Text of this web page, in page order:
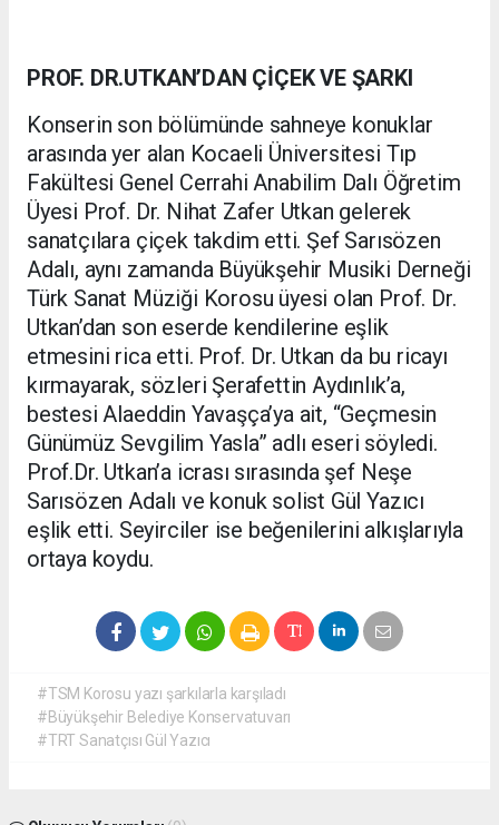
PROF. DR.UTKAN’DAN ÇİÇEK VE ŞARKI
Konserin son bölümünde sahneye konuklar
arasında yer alan Kocaeli Üniversitesi Tıp
Fakültesi Genel Cerrahi Anabilim Dalı Öğretim
Üyesi Prof. Dr. Nihat Zafer Utkan gelerek
sanatçılara çiçek takdim etti. Şef Sarısözen
Adalı, aynı zamanda Büyükşehir Musiki Derneği
Türk Sanat Müziği Korosu üyesi olan Prof. Dr.
Utkan’dan son eserde kendilerine eşlik
etmesini rica etti. Prof. Dr. Utkan da bu ricayı
kırmayarak, sözleri Şerafettin Aydınlık’a,
bestesi Alaeddin Yavaşça’ya ait, “Geçmesin
Günümüz Sevgilim Yasla” adlı eseri söyledi.
Prof.Dr. Utkan’a icrası sırasında şef Neşe
Sarısözen Adalı ve konuk solist Gül Yazıcı
eşlik etti. Seyirciler ise beğenilerini alkışlarıyla
ortaya koydu.
#TSM Korosu yazı şarkılarla karşıladı
#Büyükşehir Belediye Konservatuvarı
#TRT Sanatçısı Gül Yazıcı